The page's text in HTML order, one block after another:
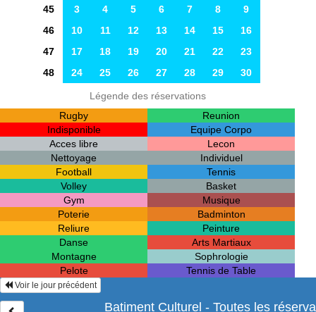
45
3 4 5 6 7 8
9
46
10 11 12 13 14 15
16
47
17 18 19 20 21 22
23
48
24 25 26 27 28 29 30
Légende des réservations
Rugby
Reunion
Indisponible
Equipe Corpo
Acces libre
Lecon
Nettoyage
Individuel
Football
Tennis
Volley
Basket
Gym
Musique
Poterie
Badminton
Reliure
Peinture
Danse
Arts Martiaux
Montagne
Sophrologie
Pelote
Tennis de Table
Voir le jour précédent
Batiment Culturel - Toutes les